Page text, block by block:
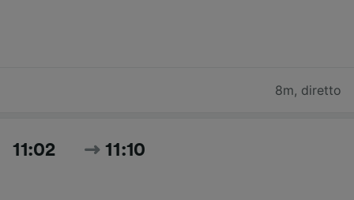
8m, diretto
11:02 11:10